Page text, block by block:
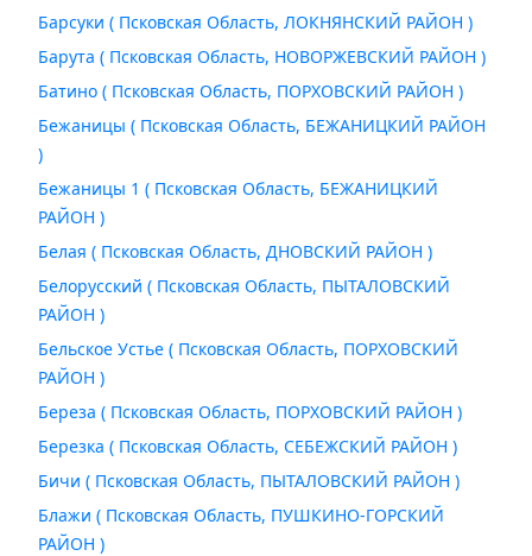
Барсуки ( Псковская Область, ЛОКНЯНСКИЙ РАЙОН )
Барута ( Псковская Область, НОВОРЖЕВСКИЙ РАЙОН )
Батино ( Псковская Область, ПОРХОВСКИЙ РАЙОН )
Бежаницы ( Псковская Область, БЕЖАНИЦКИЙ РАЙОН
)
Бежаницы 1 ( Псковская Область, БЕЖАНИЦКИЙ
РАЙОН )
Белая ( Псковская Область, ДНОВСКИЙ РАЙОН )
Белорусский ( Псковская Область, ПЫТАЛОВСКИЙ
РАЙОН )
Бельское Устье ( Псковская Область, ПОРХОВСКИЙ
РАЙОН )
Береза ( Псковская Область, ПОРХОВСКИЙ РАЙОН )
Березка ( Псковская Область, СЕБЕЖСКИЙ РАЙОН )
Бичи ( Псковская Область, ПЫТАЛОВСКИЙ РАЙОН )
Блажи ( Псковская Область, ПУШКИНО-ГОРСКИЙ
РАЙОН )